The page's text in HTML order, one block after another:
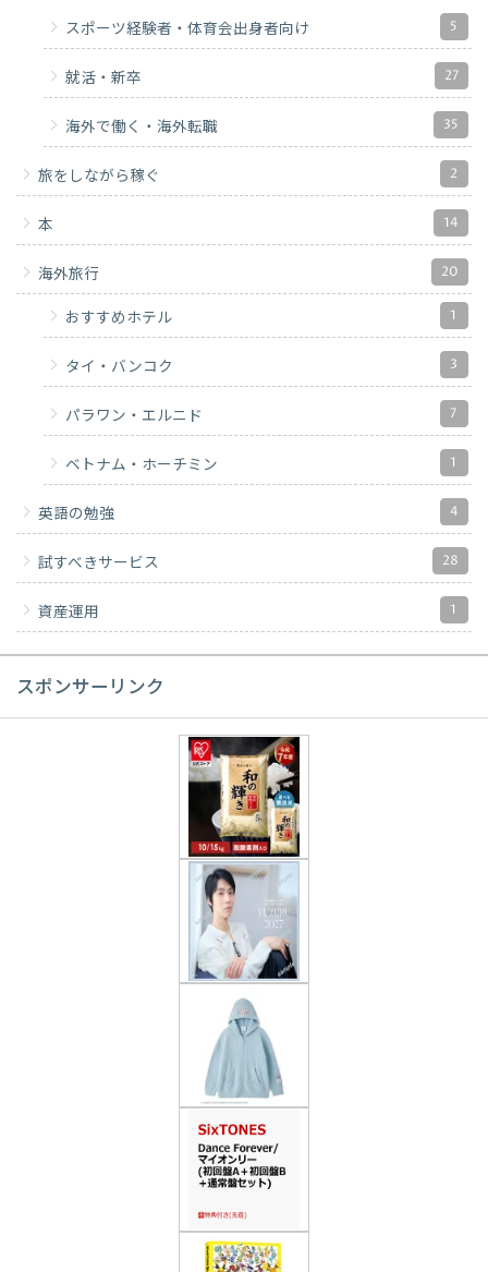
スポーツ経験者・体育会出身者向け 5
就活・新卒 27
海外で働く・海外転職 35
旅をしながら稼ぐ 2
本 14
海外旅行 20
おすすめホテル 1
タイ・バンコク 3
パラワン・エルニド 7
ベトナム・ホーチミン 1
英語の勉強 4
試すべきサービス 28
資産運用 1
スポンサーリンク